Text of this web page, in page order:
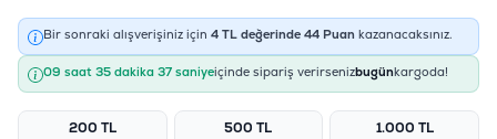
Bir sonraki alışverişiniz için 4 TL değerinde 44 Puan kazanacaksınız.
09 saat 35 dakika 37 saniyeiçinde sipariş verirsenizbugünkargoda!
200 TL 500 TL 1.000 TL